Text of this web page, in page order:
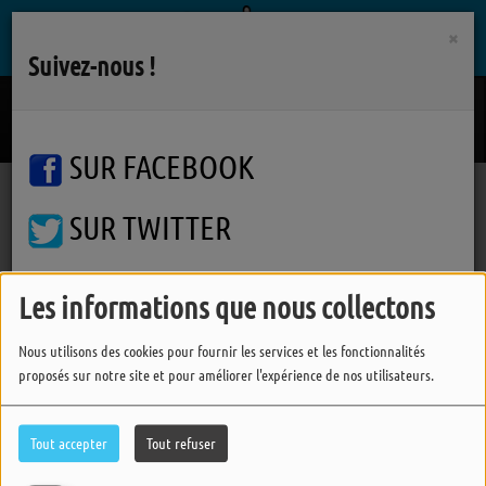
Les informations que nous collectons
Nous utilisons des cookies pour fournir les services et les fonctionnalités
proposés sur notre site et pour améliorer l'expérience de nos utilisateurs.
Tout accepter Tout refuser
Podcasts Varanger Varanger
Varanger
×
Suivez-nous !
SUR FACEBOOK
SUR TWITTER
SUR INSTAGRAM
FERMER